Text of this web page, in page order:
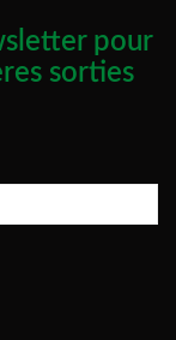
pour
sorties